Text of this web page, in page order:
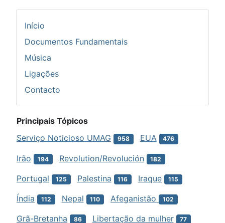
Início
Documentos Fundamentais
Música
Ligações
Contacto
Principais Tópicos
Serviço Noticioso UMAG
958 EUA 476
Irão 194 Revolution/Revolución 182
Portugal 125 Palestina 116 Iraque 115
Índia 112 Nepal 110 Afeganistão 102
Grã-Bretanha 86 Libertação da mulher 77